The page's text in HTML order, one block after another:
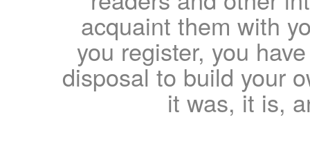
acquaint them with
you register, you
disposal to build your
it was, it is,